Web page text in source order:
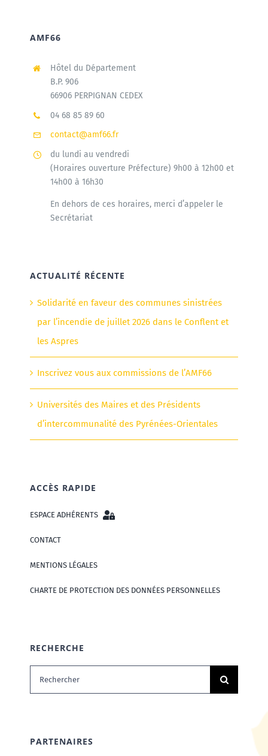
AMF66
Hôtel du Département
B.P. 906
66906 PERPIGNAN CEDEX
04 68 85 89 60
contact@amf66.fr
du lundi au vendredi
(Horaires ouverture Préfecture) 9h00 à 12h00 et
14h00 à 16h30
En dehors de ces horaires, merci d’appeler le
Secrétariat
ACTUALITÉ RÉCENTE
Solidarité en faveur des communes sinistrées
par l’incendie de juillet 2026 dans le Conflent et
les Aspres
Inscrivez vous aux commissions de l’AMF66
Universités des Maires et des Présidents
d’intercommunalité des Pyrénées-Orientales
ACCÈS RAPIDE
ESPACE ADHÉRENTS
CONTACT
MENTIONS LÉGALES
CHARTE DE PROTECTION DES DONNÉES PERSONNELLES
RECHERCHE
Rechercher:
PARTENAIRES